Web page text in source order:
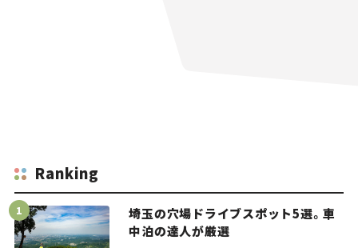
Ranking
埼玉の穴場ドライブスポット5選。車
中泊の達人が厳選